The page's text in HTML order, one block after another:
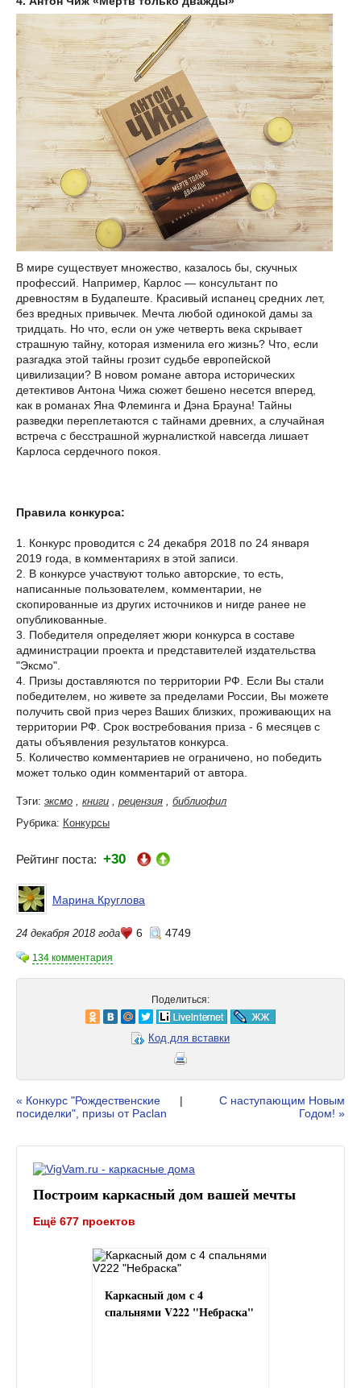
В мире существует множество, казалось бы, скучных
профессий. Например, Карлос — консультант по
древностям в Будапеште. Красивый испанец средних лет,
без вредных привычек. Мечта любой одинокой дамы за
тридцать. Но что, если он уже четверть века скрывает
страшную тайну, которая изменила его жизнь? Что, если
разгадка этой тайны грозит судьбе европейской
цивилизации? В новом романе автора исторических
детективов Антона Чижа сюжет бешено несется вперед,
как в романах Яна Флеминга и Дэна Брауна! Тайны
разведки переплетаются с тайнами древних, а случайная
встреча с бесстрашной журналисткой навсегда лишает
Карлоса сердечного покоя.
Правила конкурса:
1. Конкурс проводится с 24 декабря 2018 по 24 января
2019 года, в комментариях в этой записи.
2. В конкурсе участвуют только авторские, то есть,
написанные пользователем, комментарии, не
скопированные из других источников и нигде ранее не
опубликованные.
3. Победителя определяет жюри конкурса в составе
администрации проекта и представителей издательства
"Эксмо".
4. Призы доставляются по территории РФ. Если Вы стали
победителем, но живете за пределами России, Вы можете
получить свой приз через Ваших близких, проживающих на
территории РФ. Срок востребования приза - 6 месяцев с
даты объявления результатов конкурса.
5. Количество комментариев не ограничено, но победить
может только один комментарий от автора.
Тэги: эксмо книги рецензия
библиофил
Рубрика: Конкурсы
Рейтинг поста: +30
Марина Круглова
24 декабря 2018 года 6 4749
134 комментария
Поделиться:
Код для вставки
« Конкурс "Рождественские
посиделки", призы от Paclan
|
С наступающим Новым
Годом! »
Построим каркасный дом вашей мечты
Ещё 677 проектов
Каркасный дом с 4
спальнями V222 "Небраска"